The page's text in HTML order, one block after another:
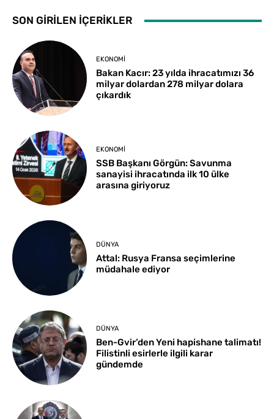
SON GİRİLEN İÇERİKLER
EKONOMI
Bakan Kacır: 23 yılda ihracatımızı 36
milyar dolardan 278 milyar dolara
çıkardık
EKONOMI
SSB Başkanı Görgün: Savunma
sanayisi ihracatında ilk 10 ülke
arasına giriyoruz
DÜNYA
Attal: Rusya Fransa seçimlerine
müdahale ediyor
DÜNYA
Ben-Gvir’den Yeni hapishane talimatı!
Filistinli esirlerle ilgili karar
gündemde